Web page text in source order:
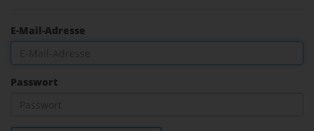
E-Mail-Adresse
Passwort